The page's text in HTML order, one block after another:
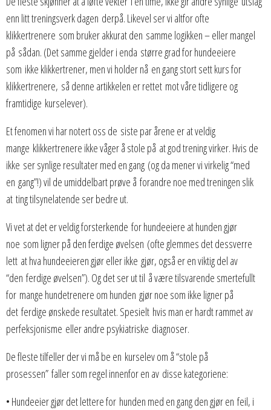
enn litt treningsverk dagen derpå. Likevel ser vi altfor ofte
klikkertrenere som bruker akkurat den samme logikken – eller mangel
på sådan. (Det samme gjelder i enda større grad for hundeeiere
som ikke klikkertrener, men vi holder nå en gang stort sett kurs for
klikkertrenere, så denne artikkelen er rettet mot våre tidligere og
framtidige kurselever).
Et fenomen vi har notert oss de siste par årene er at veldig
mange klikkertrenere ikke våger å stole på at god trening virker. Hvis de
ikke ser synlige resultater med en gang (og da mener vi virkelig “med
en gang”!) vil de umiddelbart prøve å forandre noe med treningen slik
at ting tilsynelatende ser bedre ut.
Vi vet at det er veldig forsterkende for hundeeiere at hunden gjør
noe som ligner på den ferdige øvelsen (ofte glemmes det dessverre
lett at hva hundeeieren gjør eller ikke gjør, også er en viktig del av
“den ferdige øvelsen”). Og det ser ut til å være tilsvarende smertefullt
for mange hundetrenere om hunden gjør noe som ikke ligner på
det ferdige ønskede resultatet. Spesielt hvis man er hardt rammet av
perfeksjonisme eller andre psykiatriske diagnoser.
De fleste tilfeller der vi må be en kurselev om å “stole på
prosessen” faller som regel innenfor en av disse kategoriene:
• Hundeeier gjør det lettere for hunden med en gang den gjør en feil, i